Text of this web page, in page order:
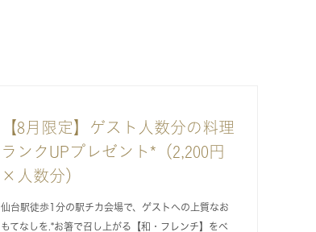
【8月限定】ゲスト人数分の料理
ランクUPプレゼント*（2,200円
×人数分）
仙台駅徒歩1分の駅チカ会場で、ゲストへの上質なお
もてなしを.*お箸で召し上がる【和・フレンチ】をベ